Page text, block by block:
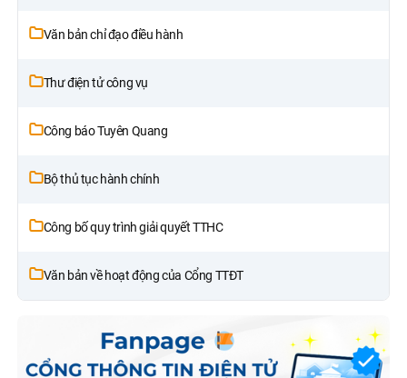
Văn bản chỉ đạo điều hành
Thư điện tử công vụ
Công báo Tuyên Quang
Bộ thủ tục hành chính
Công bố quy trình giải quyết TTHC
Văn bản về hoạt động của Cổng TTĐT